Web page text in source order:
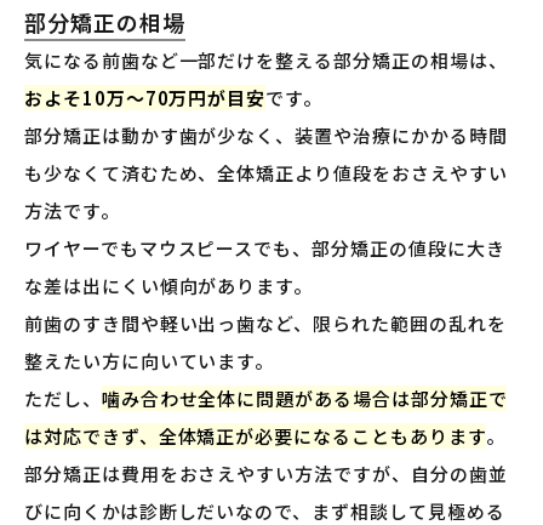
部分矯正の相場
気になる前歯など一部だけを整える部分矯正の相場は、
およそ10万〜70万円が目安です。
部分矯正は動かす歯が少なく、装置や治療にかかる時間
も少なくて済むため、全体矯正より値段をおさえやすい
方法です。
ワイヤーでもマウスピースでも、部分矯正の値段に大き
な差は出にくい傾向があります。
前歯のすき間や軽い出っ歯など、限られた範囲の乱れを
整えたい方に向いています。
ただし、 噛み合わせ全体に問題がある場合は部分矯正で
は対応できず、全体矯正が必要になることもあります。
部分矯正は費用をおさえやすい方法ですが、自分の歯並
びに向くかは診断しだいなので、まず相談して見極める